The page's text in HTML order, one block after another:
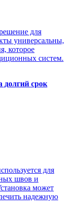
для
универсальны,
которое
систем.
срок
для
швов и
может
надежную